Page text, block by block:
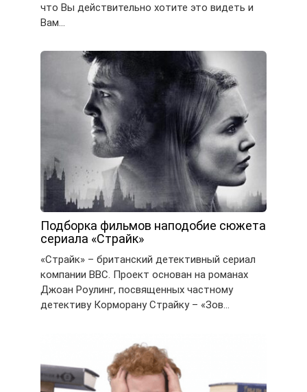
что Вы действительно хотите это видеть и
Вам…
Подборка фильмов наподобие сюжета
сериала «Страйк»
«Страйк» – британский детективный сериал
компании BBC. Проект основан на романах
Джоан Роулинг, посвященных частному
детективу Корморану Страйку – «Зов…